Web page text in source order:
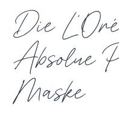
Die
Absolue
Maske